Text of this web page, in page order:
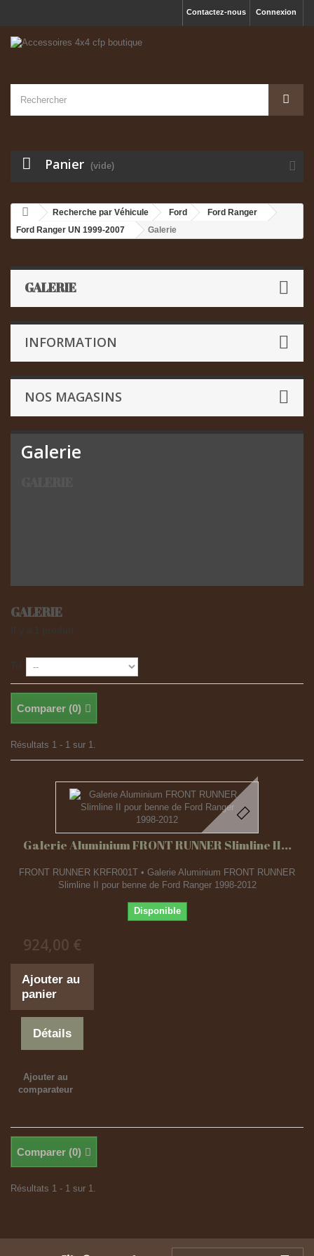
Connexion
Contactez-nous
Panier (vide)
Recherche par Véhicule Ford
Ford Ranger
Ford Ranger UN 1999-2007
Galerie
GALERIE
INFORMATION
NOS MAGASINS
Galerie
GALERIE
Comparer (0)
Résultats 1 - 1 sur 1.
Galerie Aluminium FRONT RUNNER Slimline II...
FRONT RUNNER KRFR001T • Galerie Aluminium FRONT RUNNER
Slimline II pour benne de Ford Ranger 1998-2012
Disponible
924,00 €
Ajouter au
panier
Détails
Ajouter au
comparateur
Comparer (0)
Résultats 1 - 1 sur 1.